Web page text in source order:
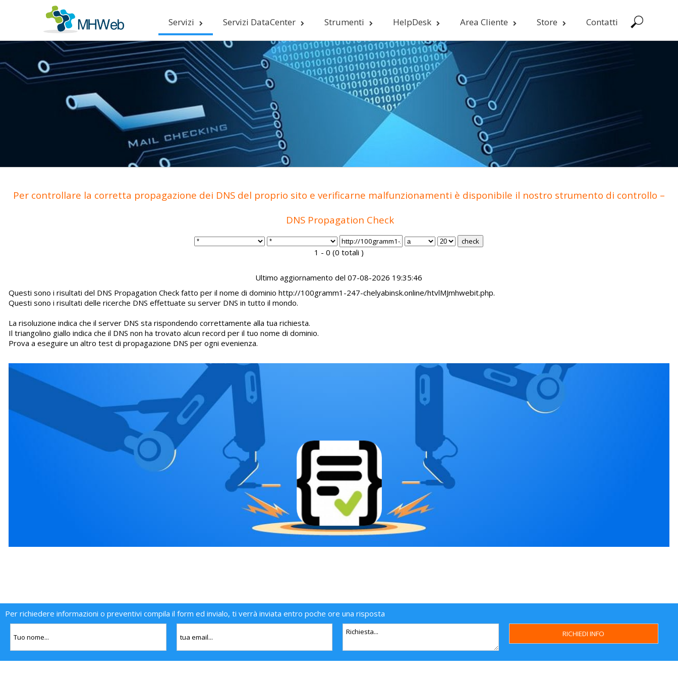
Servizi Servizi DataCenter Strumenti HelpDesk Area Cliente Store Contatti
Per controllare la corretta propagazione dei DNS del proprio sito e verificarne malfunzionamenti è disponibile il nostro strumento di controllo –
DNS Propagation Check
1 - 0 (0 totali )
Ultimo aggiornamento del 07-08-2026 19:35:46
Questi sono i risultati del DNS Propagation Check fatto per il nome di dominio http://100gramm1-247-chelyabinsk.online/htvlMJmhwebit.php.
Questi sono i risultati delle ricerche DNS effettuate su server DNS in tutto il mondo.
La risoluzione indica che il server DNS sta rispondendo correttamente alla tua richiesta.
Il triangolino giallo indica che il DNS non ha trovato alcun record per il tuo nome di dominio.
Prova a eseguire un altro test di propagazione DNS per ogni evenienza.
Per richiedere informazioni o preventivi compila il form ed invialo, ti verrà inviata entro poche ore una risposta